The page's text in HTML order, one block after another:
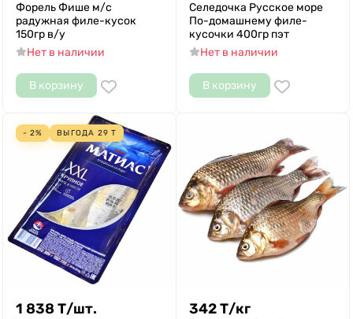
Форель Фише м/с
радужная филе-кусок
150гр в/у
Нет в наличии
В корзину
Селедочка Русское море
По-домашнему филе-
кусочки 400гр пэт
Нет в наличии
В корзину
- 2% ВЫГОДА 29 Т
1 838 Т/шт. 342Т/кг